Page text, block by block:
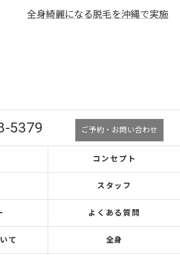
全身綺麗になる脱毛を沖縄で実施
5379 ご予約・お問い合わせ
コンセプト
スタッフ
よくある質問
て 全身